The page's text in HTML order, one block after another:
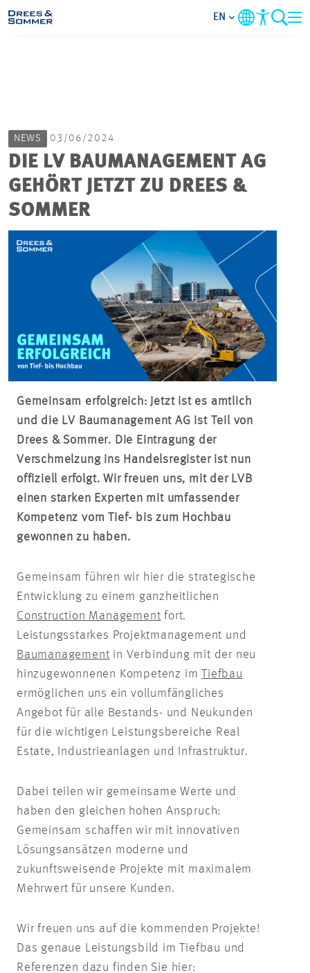
FOCUS AREAS
PROJECTS
CONTACT
EN
NEWS 03/06/2024
DIE LV BAUMANAGEMENT AG
GEHÖRT JETZT ZU DREES &
SOMMER
Gemeinsam erfolgreich: Jetzt ist es amtlich
und die LV Baumanagement AG ist Teil von
Drees & Sommer. Die Eintragung der
Verschmelzung ins Handelsregister ist nun
offiziell erfolgt. Wir freuen uns, mit der LVB
einen starken Experten mit umfassender
Kompetenz vom Tief- bis zum Hochbau
gewonnen zu haben.
Gemeinsam führen wir hier die strategische
Entwicklung zu einem ganzheitlichen
Construction Management fort.
Leistungsstarkes Projektmanagement und
Baumanagement in Verbindung mit der neu
hinzugewonnenen Kompetenz imTiefbau
ermöglichen uns ein vollumfängliches
Angebot für alle Bestands- und Neukunden
für die wichtigen Leistungsbereiche Real
Estate, Industrieanlagen und Infrastruktur.
Dabei teilen wir gemeinsame Werte und
haben den gleichen hohen Anspruch:
Gemeinsam schaffen wir mit innovativen
Lösungsansätzen moderne und
zukunftsweisende Projekte mit maximalem
Mehrwert für unsere Kunden.
Wir freuen uns auf die kommenden Projekte!
Das genaue Leistungsbild im Tiefbau und
Referenzen dazu finden Sie hier: